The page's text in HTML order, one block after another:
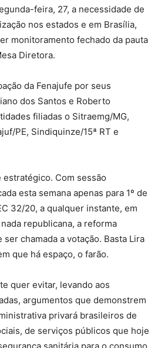
feira, 27, a necessidade de
nos estados e em Brasília,
monitoramento fechado da pauta
Diretora.
da Fenajufe por seus
dos Santos e Roberto
filiadas o Sitraemg/MG,
PE, Sindiquinze/15ª RT e
estratégico. Com sessão
esta semana apenas para 1º de
32/20, a qualquer instante, em
republicana, a reforma
chamada a votação. Basta Lira
que há espaço, o farão.
quer evitar, levando aos
argumentos que demonstrem
privará brasileiros de
de serviços públicos que hoje